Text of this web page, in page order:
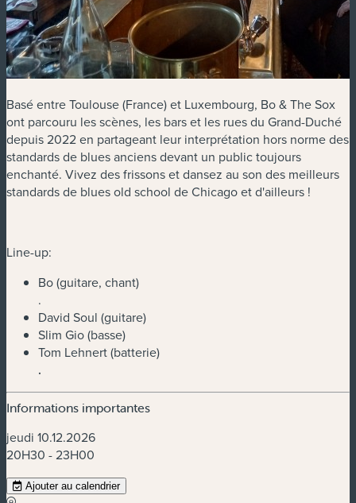
Basé entre Toulouse (France) et Luxembourg, Bo & The Sox
ont parcouru les scènes, les bars et les rues du Grand-Duché
depuis 2022 en partageant leur interprétation hors norme des
standards de blues anciens devant un public toujours
enchanté. Vivez des frissons et dansez au son des meilleurs
standards de blues old school de Chicago et d'ailleurs !
Line-up:
Bo (guitare, chant)
.
David Soul (guitare)
Slim Gio (basse)
Tom Lehnert (batterie)
.
Informations importantes
jeudi 10.12.2026
20H30 - 23H00
Ajouter au calendrier